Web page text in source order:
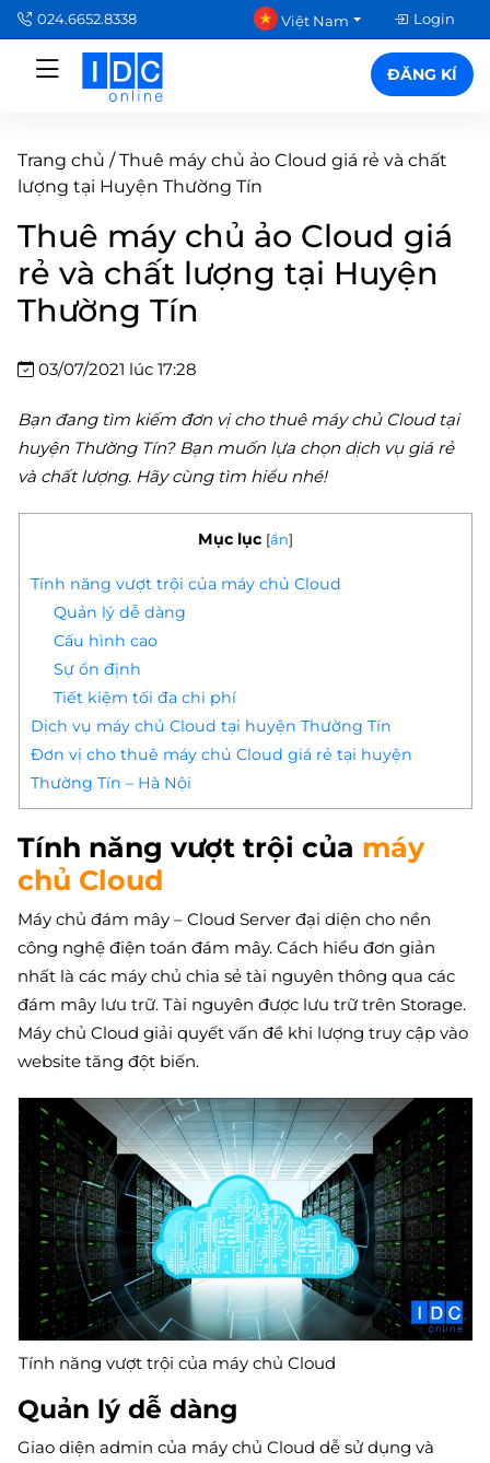
024.6652.8338 Việt Nam Login
ĐĂNG KÍ
Trang chủ /Thuê máy chủ ảo Cloud giá rẻ và chất
lượng tại Huyện Thường Tín
Thuê máy chủ ảo Cloud giá
rẻ và chất lượng tại Huyện
Thường Tín
03/07/2021 lúc 17:28
Bạn đang tìm kiếm đơn vị cho thuê máy chủ Cloud tại
huyện Thường Tín? Bạn muốn lựa chọn dịch vụ giá rẻ
và chất lượng. Hãy cùng tìm hiểu nhé!
Mục lục [ẩn]
Tính năng vượt trội của máy chủ Cloud
Quản lý dễ dàng
Cấu hình cao
Sự ổn định
Tiết kiệm tối đa chi phí
Dịch vụ máy chủ Cloud tại huyện Thường Tín
Đơn vị cho thuê máy chủ Cloud giá rẻ tại huyện
Thường Tín – Hà Nội
Tính năng vượt trội của máy
chủ Cloud
Máy chủ đám mây – Cloud Server đại diện cho nền
công nghệ điện toán đám mây. Cách hiểu đơn giản
nhất là các máy chủ chia sẻ tài nguyên thông qua các
đám mây lưu trữ. Tài nguyên được lưu trữ trên Storage.
Máy chủ Cloud giải quyết vấn đề khi lượng truy cập vào
website tăng đột biến.
Tính năng vượt trội của máy chủ Cloud
Quản lý dễ dàng
Giao diện admin của máy chủ Cloud dễ sử dụng và